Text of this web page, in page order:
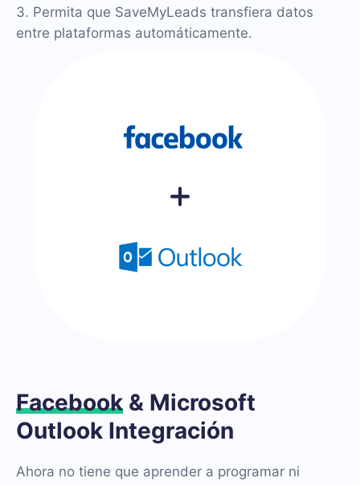
3. Permita que SaveMyLeads transfiera datos
entre plataformas automáticamente.
Facebook & Microsoft
Outlook Integración
Ahora no tiene que aprender a programar ni